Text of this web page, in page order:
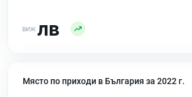
лв
Място по приходи в България за 2022 г.